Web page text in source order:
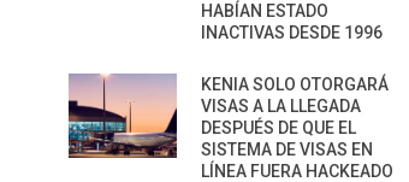
HABÍAN ESTADO
INACTIVAS DESDE 1996
KENIA SOLO OTORGARÁ
VISAS A LA LLEGADA
DESPUÉS DE QUE EL
SISTEMA DE VISAS EN
LÍNEA FUERA HACKEADO